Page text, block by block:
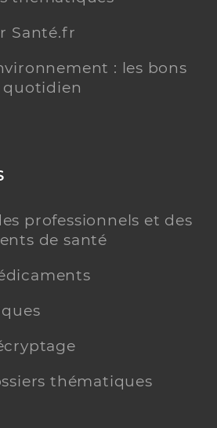
Santé.fr
: les bons
quotidien
professionnels et des
de santé
thématiques